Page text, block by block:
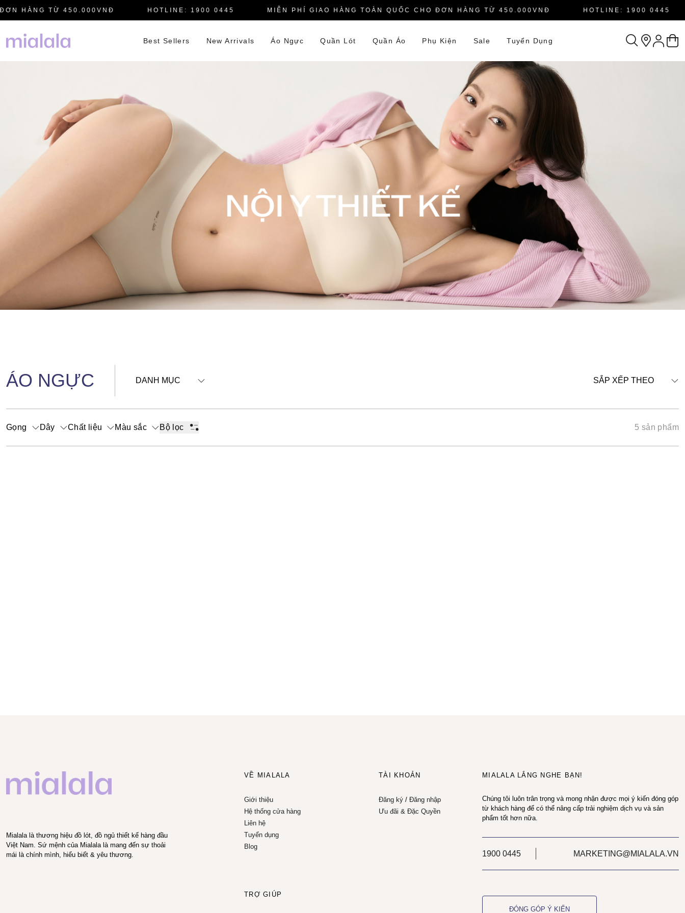
HÀNG TỪ 450.000VNĐ HOTLINE: 1900 0445 MIỄN PHÍ GIAO HÀNG TOÀN QUỐC CHO ĐƠN HÀNG TỪ 450.000VNĐ HOTLINE: 1900 0445
Best Sellers New Arrivals Áo Ngực Quần Lót Quần Áo Phụ Kiện Sale Tuyển Dụng
ÁO NGỰC DANH MỤC SẮP XẾP THEO
Gọng Dây Chất liệu Màu sắc Bộ lọc 5 sản phẩm
Mialala là thương hiệu đồ lót, đồ ngủ thiết kế hàng đầu
Việt Nam. Sứ mệnh của Mialala là mang đến sự thoải
mái là chính mình, hiểu biết & yêu thương.
VỀ MIALALA
Giới thiệu
Hệ thống cửa hàng
Liên hệ
Tuyển dụng
Blog
TÀI KHOẢN
Đăng ký/ Đăng nhập
Ưu đãi & Đặc Quyền
TRỢ GIÚP
MIALALA LẮNG NGHE BẠN!
Chúng tôi luôn trân trọng và mong nhận được mọi ý kiến đóng góp
từ khách hàng để có thể nâng cấp trải nghiệm dịch vụ và sản
phẩm tốt hơn nữa.
1900 0445 MARKETING@MIALALA.VN
ĐÓNG GÓP Ý KIẾN